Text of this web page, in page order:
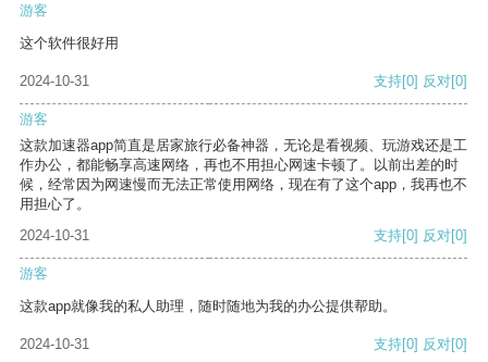
游客
这个软件很好用
2024-10-31 支持[0] 反对[0]
游客
这款加速器app简直是居家旅行必备神器，无论是看视频、玩游戏还是工
作办公，都能畅享高速网络，再也不用担心网速卡顿了。以前出差的时
候，经常因为网速慢而无法正常使用网络，现在有了这个app，我再也不
用担心了。
2024-10-31
支持[0] 反对[0]
游客
这款app就像我的私人助理，随时随地为我的办公提供帮助。
2024-10-31 支持[0] 反对[0]